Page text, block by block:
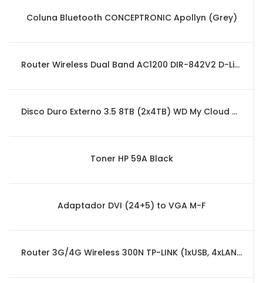
Coluna Bluetooth CONCEPTRONIC Apollyn (Grey)
Router Wireless Dual Band AC1200 DIR-842V2 D-Link
Disco Duro Externo 3.5 8TB (2x4TB) WD My Cloud Home DUO
Toner HP 59A Black
Adaptador DVI (24+5) to VGA M-F
Router 3G/4G Wireless 300N TP-LINK (1xUSB, 4xLAN, 1xWAN)